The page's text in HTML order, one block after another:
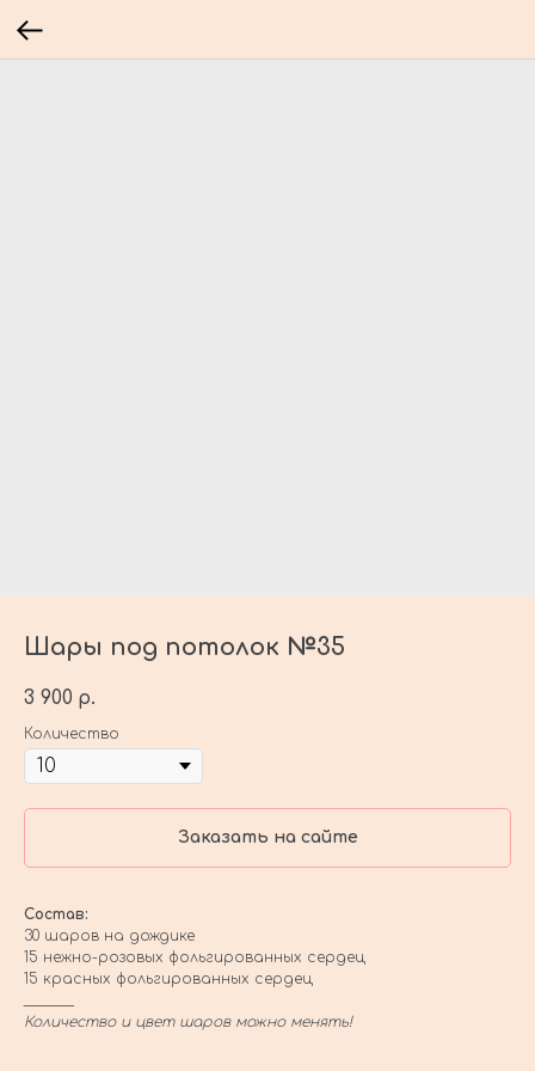
Шары под потолок №35
3 900 р.
Количество
Заказать на сайте
Состав:
30 шаров на дождике
15 нежно-розовых фольгированных сердец
15 красных фольгированных сердец
Количество и цвет шаров можно менять!